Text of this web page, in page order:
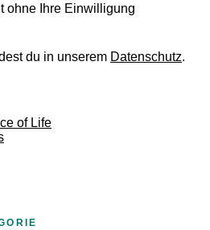
ohne Ihre Einwilligung
du in unserem Datenschutz.
of Life